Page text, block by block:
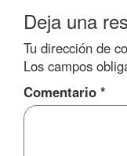
Deja una
Tu dirección de
Los campos
Comentario *